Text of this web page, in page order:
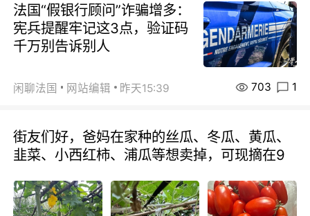
法国“假银行顾问”诈骗增多：
宪兵提醒牢记这3点，验证码
千万别告诉别人
闲聊法国 网站编辑 昨天15:39 703 1
街友们好，爸妈在家种的丝瓜、冬瓜、黄瓜、
韭菜、小西红柿、浦瓜等想卖掉，可现摘在9